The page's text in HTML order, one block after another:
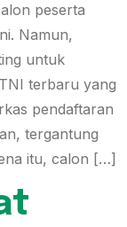
peserta
Namun,
untuk
terbaru yang
pendaftaran
tergantung
itu, calon […]